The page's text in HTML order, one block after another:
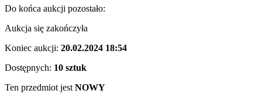
Do końca aukcji pozostało:
Aukcja się zakończyła
Koniec aukcji: 20.02.2024 18:54
Dostępnych: 10 sztuk
Ten przedmiot jest NOWY